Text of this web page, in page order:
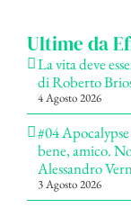
Ultime da
La vita deve
di Roberto
4 Agosto 2026
#04
bene, amico.
Alessandro
3 Agosto 2026